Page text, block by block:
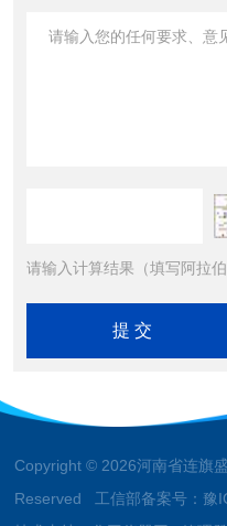
请输入计算结果（填写阿拉
Copyright © 2026河南省连旗
Reserved 工信部备案号： 豫